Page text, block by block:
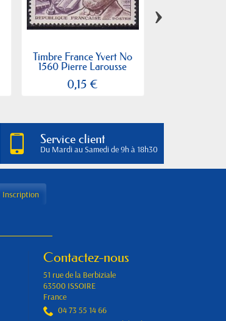
Timbre France Yvert No
1560 Pierre Larousse
0,15 €
›
Service client
Du Mardi au Samedi de 9h à 18h30
Contactez-nous
51 rue de la Berbiziale
63500 ISSOIRE
France
04 73 55 14 66